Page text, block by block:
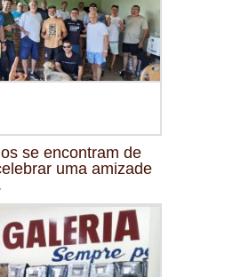
se encontram de
uma amizade